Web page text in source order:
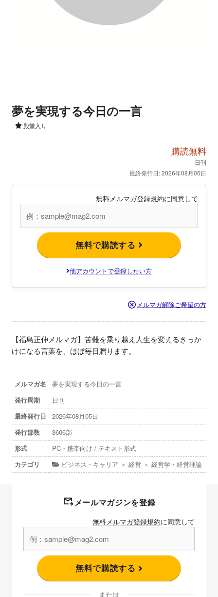
夢を実現する今日の一言
殿堂入り
購読無料
日刊
最終発行日: 2026年08月05日
無料メルマガ登録規約に同意して
無料で購読する
他アカウントで登録したい方
メルマガ解除ご希望の方
【福島正伸メルマガ】苦難を乗り越え人生を変えるきっか
けになる言葉を、ほぼ毎日贈ります。
メルマガ名
夢を実現する今日の一言
発行周期
日刊
最終発行日
2026年08月05日
発行部数
3606部
形式
PC・携帯向け / テキスト形式
カテゴリ
ビジネス・キャリア ＞ 経営 ＞ 経営学・経営理論
メールマガジンを登録
無料メルマガ登録規約に同意して
無料で購読する
または